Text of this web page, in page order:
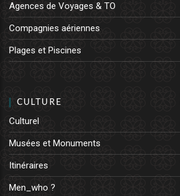
Agences de Voyages & TO
Compagnies aériennes
Plages et Piscines
CULTURE
Culturel
Musées et Monuments
Itinéraires
Men_who ?